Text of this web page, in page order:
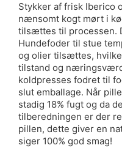
Stykker af frisk Iberico
nænsomt kogt mørt i
tilsættes til processen.
Hundefoder til stue
og olier tilsættes,
tilstand og
koldpresses fodret til
slut emballage. Når
stadig 18% fugt og da
tilberedningen er der
pillen, dette giver en
siger 100% god smag!